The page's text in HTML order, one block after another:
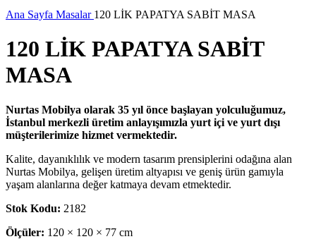
Ana Sayfa Masalar 120 LİK PAPATYA SABİT MASA
120 LİK PAPATYA SABİT
MASA
Nurtas Mobilya olarak 35 yıl önce başlayan yolculuğumuz,
İstanbul merkezli üretim anlayışımızla yurt içi ve yurt dışı
müşterilerimize hizmet vermektedir.
Kalite, dayanıklılık ve modern tasarım prensiplerini odağına alan
Nurtas Mobilya, gelişen üretim altyapısı ve geniş ürün gamıyla
yaşam alanlarına değer katmaya devam etmektedir.
Stok Kodu: 2182
Ölçüler: 120 × 120 × 77 cm